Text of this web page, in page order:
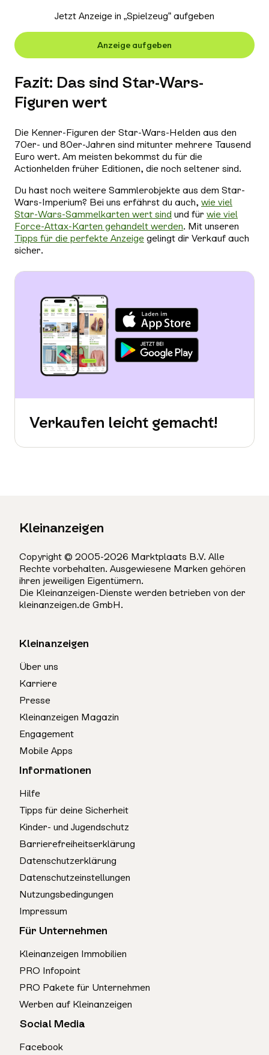
Jetzt Anzeige in „Spielzeug“ aufgeben
Anzeige aufgeben
Fazit: Das sind Star-Wars-
Figuren wert
Die Kenner-Figuren der Star-Wars-Helden aus den
70er- und 80er-Jahren sind mitunter mehrere Tausend
Euro wert. Am meisten bekommst du für die
Actionhelden früher Editionen, die noch seltener sind.
Du hast noch weitere Sammlerobjekte aus dem Star-
Wars-Imperium? Bei uns erfährst du auch, wie viel
Star-Wars-Sammelkarten wert sind und für wie viel
Force-Attax-Karten gehandelt werden. Mit unseren
Tipps für die perfekte Anzeige gelingt dir Verkauf auch
sicher.
Verkaufen leicht gemacht!
Kleinanzeigen
Copyright © 2005-2026 Marktplaats B.V. Alle
Rechte vorbehalten. Ausgewiesene Marken gehören
ihren jeweiligen Eigentümern.
Die Kleinanzeigen-Dienste werden betrieben von der
kleinanzeigen.de GmbH.
Kleinanzeigen
Über uns
Karriere
Presse
Kleinanzeigen Magazin
Engagement
Mobile Apps
Informationen
Hilfe
Tipps für deine Sicherheit
Kinder- und Jugendschutz
Barrierefreiheitserklärung
Datenschutzerklärung
Datenschutzeinstellungen
Nutzungsbedingungen
Impressum
Für Unternehmen
Kleinanzeigen Immobilien
PRO Infopoint
PRO Pakete für Unternehmen
Werben auf Kleinanzeigen
Social Media
Facebook